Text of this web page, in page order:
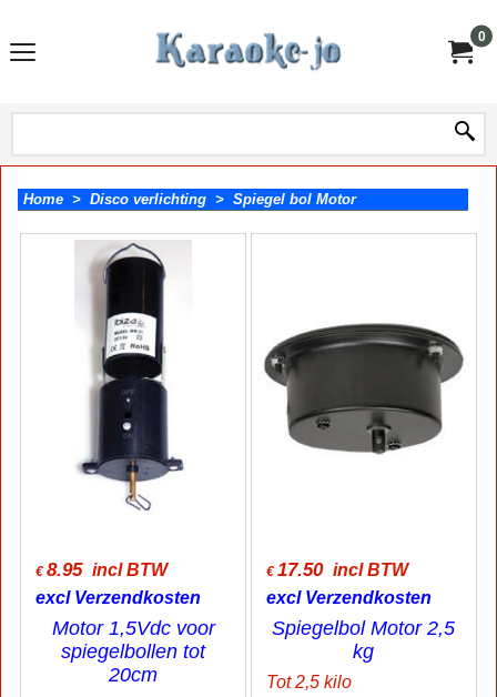
0
Home > Disco verlichting > Spiegel bol Motor
€ 8.95 incl BTW
excl Verzendkosten
Motor 1,5Vdc voor
spiegelbollen tot
20cm
€ 17.50 incl BTW
excl Verzendkosten
Spiegelbol Motor 2,5
kg
Tot 2,5 kilo